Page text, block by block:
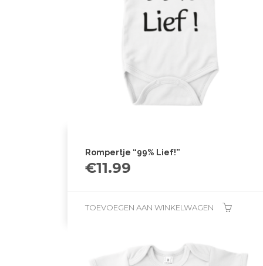
Rompertje “99% Lief!”
€11.99
TOEVOEGEN AAN WINKELWAGEN